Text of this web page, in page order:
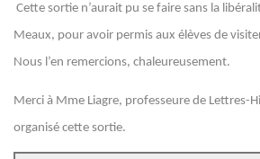
Cette sortie n’aurait pu se faire sans la
Meaux, pour avoir permis aux élèves de
Nous l’en remercions, chaleureusement.
Merci à Mme Liagre, professeure de Lettres-
organisé cette sortie.